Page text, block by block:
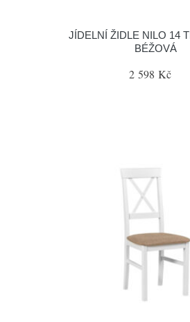
JÍDELNÍ ŽIDLE NILO 14
BÉŽOVÁ
2 598 Kč